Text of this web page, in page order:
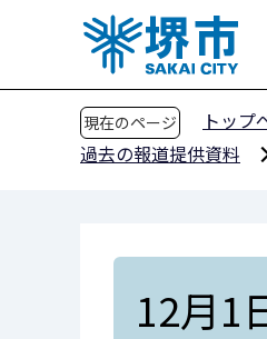
現在のページ トップ
過去の報道提供資料
12月1